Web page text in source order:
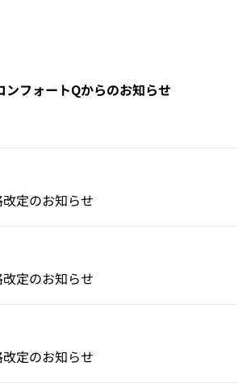
ンフォートQからのお知らせ
定のお知らせ
定のお知らせ
定のお知らせ